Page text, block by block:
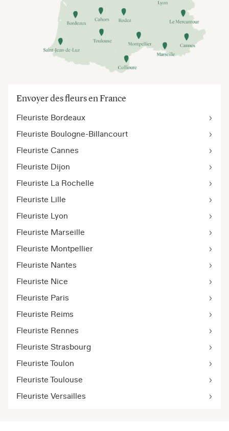
Envoyer des fleurs en France
Fleuriste Bordeaux
Fleuriste Boulogne-Billancourt
Fleuriste Cannes
Fleuriste Dijon
Fleuriste La Rochelle
Fleuriste Lille
Fleuriste Lyon
Fleuriste Marseille
Fleuriste Montpellier
Fleuriste Nantes
Fleuriste Nice
Fleuriste Paris
Fleuriste Reims
Fleuriste Rennes
Fleuriste Strasbourg
Fleuriste Toulon
Fleuriste Toulouse
Fleuriste Versailles